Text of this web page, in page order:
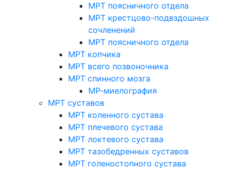
МРТ поясничного отдела
МРТ крестцово-подвздошных
сочленений
МРТ поясничного отдела
МРТ копчика
МРТ всего позвоночника
МРТ спинного мозга
МР-миелография
МРТ суставов
МРТ коленного сустава
МРТ плечевого сустава
МРТ локтевого сустава
МРТ тазобедренных суставов
МРТ голеностопного сустава